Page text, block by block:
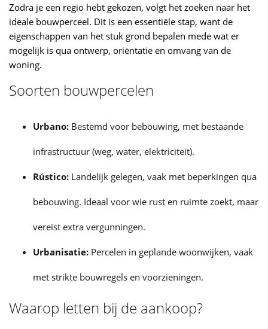
Zodra je een regio hebt gekozen, volgt het zoeken naar het
ideale bouwperceel. Dit is een essentiële stap, want de
eigenschappen van het stuk grond bepalen mede wat er
mogelijk is qua ontwerp, oriëntatie en omvang van de
woning.
Soorten bouwpercelen
Urbano: Bestemd voor bebouwing, met bestaande
infrastructuur (weg, water, elektriciteit).
Rústico: Landelijk gelegen, vaak met beperkingen qua
bebouwing. Ideaal voor wie rust en ruimte zoekt, maar
vereist extra vergunningen.
Urbanisatie: Percelen in geplande woonwijken, vaak
met strikte bouwregels en voorzieningen.
Waarop letten bij de aankoop?